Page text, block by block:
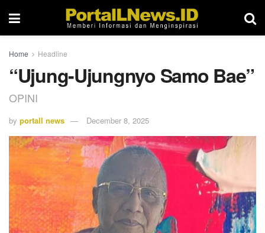
Home Headline
“Ujung-Ujungnyo Samo Bae”
OPINI
by portall news December 8, 2025